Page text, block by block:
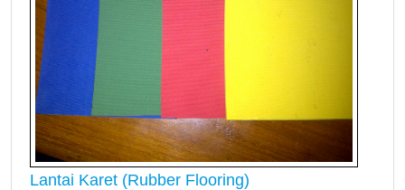
Lantai Karet (Rubber Flooring)